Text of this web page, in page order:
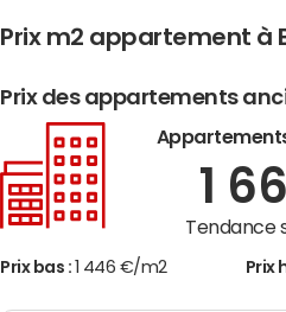
Prix m2 appartement à
Prix des appartements
1
Tendance
Prix bas : 1 446 €/m2 Prix